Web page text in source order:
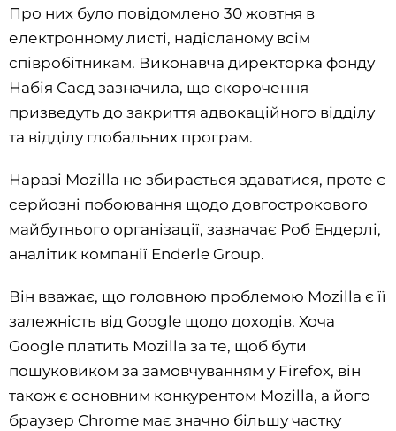
Про них було повідомлено 30 жовтня в
електронному листі, надісланому всім
співробітникам. Виконавча директорка фонду
Набія Саєд зазначила, що скорочення
призведуть до закриття адвокаційного відділу
та відділу глобальних програм.
Наразі Mozilla не збирається здаватися, проте є
серйозні побоювання щодо довгострокового
майбутнього організації, зазначає Роб Ендерлі,
аналітик компанії Enderle Group.
Він вважає, що головною проблемою Mozilla є її
залежність від Google щодо доходів. Хоча
Google платить Mozilla за те, щоб бути
пошуковиком за замовчуванням у Firefox, він
також є основним конкурентом Mozilla, а його
браузер Chrome має значно більшу частку